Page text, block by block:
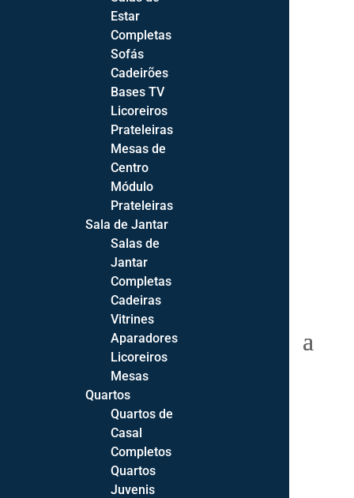
Cadeirões
Estar
Completas
Sofás
Cadeirões
Bases TV
Licoreiros
Prateleiras
Mesas de
Centro
Módulo
Prateleiras
Sala de Jantar
Salas de
Jantar
Completas
Cadeiras
Vitrines
Aparadores
Licoreiros
Mesas
Quartos
Quartos de
Casal
Completos
Quartos
Juvenis